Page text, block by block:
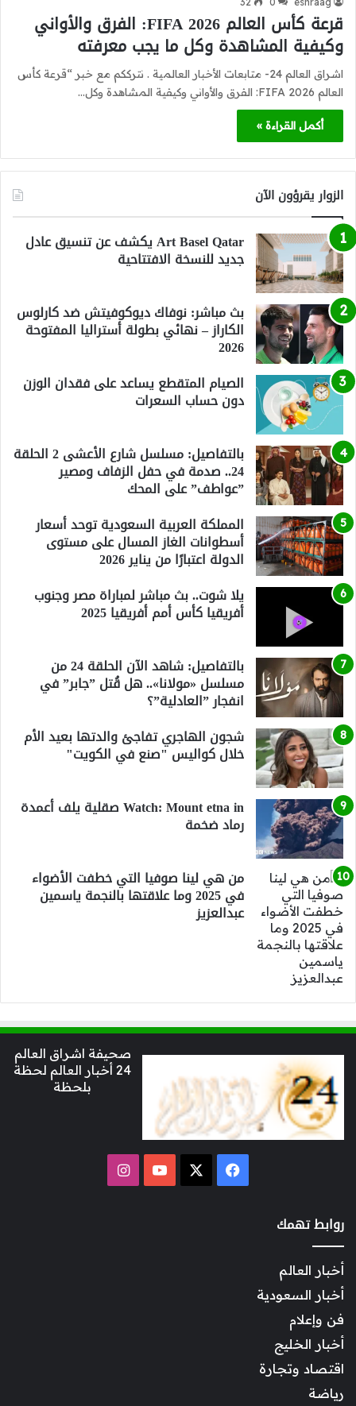
قرعة كأس العالم 2026 FIFA: الفرق والأواني
وكيفية المشاهدة وكل ما يجب معرفته
اشراق العالم 24- متابعات الأخبار العالمية . نترككم مع خبر “قرعة كأس
العالم 2026 FIFA: الفرق والأواني وكيفية المشاهدة وكل…
أكمل القراءة »
الزوار يقرؤون الآن
Art Basel Qatar يكشف عن تنسيق عادل
جديد للنسخة الافتتاحية
بث مباشر: نوفاك ديوكوفيتش ضد كارلوس
الكاراز – نهائي بطولة أستراليا المفتوحة
2026
الصيام المتقطع يساعد على فقدان الوزن
دون حساب السعرات
بالتفاصيل: مسلسل شارع الأعشى 2 الحلقة
24.. صدمة في حفل الزفاف ومصير
”عواطف” على المحك
المملكة العربية السعودية توحد أسعار
أسطوانات الغاز المسال على مستوى
الدولة اعتبارًا من يناير 2026
يلا شوت.. بث مباشر لمباراة مصر وجنوب
أفريقيا كأس أمم أفريقيا 2025
بالتفاصيل: شاهد الآن الحلقة 24 من
مسلسل «مولانا».. هل قُتل ”جابر” في
انفجار ”العادلية”؟
شجون الهاجري تفاجئ والدتها بعيد الأم
خلال كواليس "صنع في الكويت"
Watch: Mount etna in صقلية يلف أعمدة
رماد ضخمة
من هي لينا صوفيا التي خطفت الأضواء
في 2025 وما علاقتها بالنجمة ياسمين
عبدالعزيز
صحيفة اشراق العالم
24 أخبار العالم لحظة
بلحظة
فيسبوك ‫YouTubeانستقرام
روابط تهمك
أخبار العالم
أخبار السعودية
فن وإعلام
أخبار الخليج
اقتصاد وتجارة
رياضة